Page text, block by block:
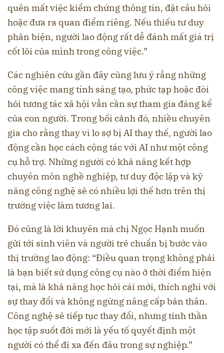
quên mất việc kiểm chứng thông tin, đặt câu hỏi
hoặc đưa ra quan điểm riêng. Nếu thiếu tư duy
phản biện, người lao động rất dễ đánh mất giá trị
cốt lõi của mình trong công việc.”
Các nghiên cứu gần đây cũng lưu ý rằng những
công việc mang tính sáng tạo, phức tạp hoặc đòi
hỏi tương tác xã hội vẫn cần sự tham gia đáng kể
của con người. Trong bối cảnh đó, nhiều chuyên
gia cho rằng thay vì lo sợ bị AI thay thế, người lao
động cần học cách cộng tác với AI như một công
cụ hỗ trợ. Những người có khả năng kết hợp
chuyên môn nghề nghiệp, tư duy độc lập và kỹ
năng công nghệ sẽ có nhiều lợi thế hơn trên thị
trường việc làm tương lai.
Đó cũng là lời khuyên mà chị Ngọc Hạnh muốn
gửi tới sinh viên và người trẻ chuẩn bị bước vào
thị trường lao động: “Điều quan trọng không phải
là bạn biết sử dụng công cụ nào ở thời điểm hiện
tại, mà là khả năng học hỏi cái mới, thích nghi với
sự thay đổi và không ngừng nâng cấp bản thân.
Công nghệ sẽ tiếp tục thay đổi, nhưng tinh thần
học tập suốt đời mới là yếu tố quyết định một
người có thể đi xa đến đâu trong sự nghiệp.”